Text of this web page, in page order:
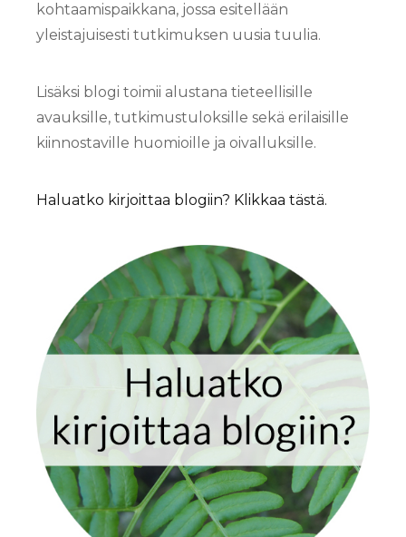
kohtaamispaikkana, jossa esitellään
yleistajuisesti tutkimuksen uusia tuulia.
Lisäksi blogi toimii alustana tieteellisille
avauksille, tutkimustuloksille sekä erilaisille
kiinnostaville huomioille ja oivalluksille.
Haluatko kirjoittaa blogiin? Klikkaa tästä.